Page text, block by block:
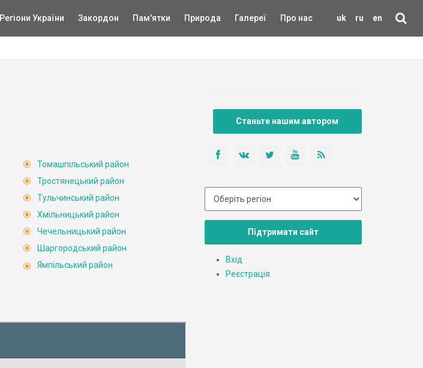
uk ru en
Регіони України Закордон Пам'ятки Природа Галереї Про нас
Томашпільський район
Тростянецький район
Тульчинський район
Хмільницький район
Чечельницький район
Шаргородський район
Ямпільський район
Станьте нашим автором
Підтримати сайт
Вхід
Реєстрація